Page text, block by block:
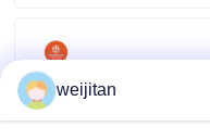
Sabor sabroso
Sabor de las bebidas
weijitan